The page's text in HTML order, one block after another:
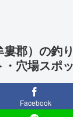
郡）の釣
・穴場スポ
Facebook